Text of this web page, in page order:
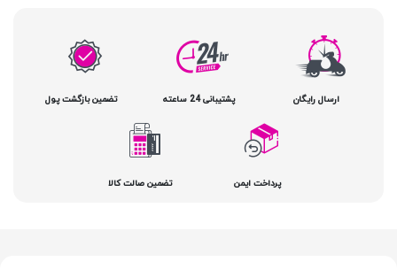
ارسال رایگان پشتیبانی 24 ساعته تضمین بازگشت پول
پرداخت ایمن تضمین صالت کالا